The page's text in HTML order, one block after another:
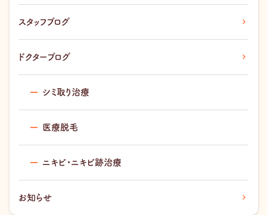
スタッフブログ
ドクターブログ
シミ取り治療
医療脱毛
ニキビ・ニキビ跡治療
お知らせ